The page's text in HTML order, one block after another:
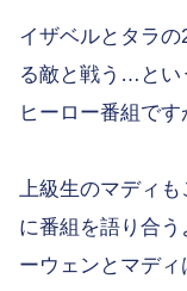
イザベルとタラ
る敵と戦う…とい
ヒーロー番組です
上級生のマディ
に番組を語り合
ーウェンとマデ